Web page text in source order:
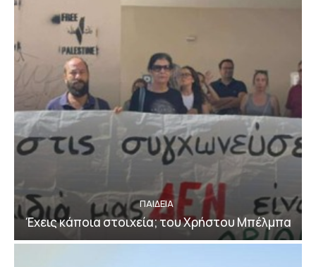
ΠΑΙΔΕΙΑ
Έχεις κάποια στοιχεία; του Χρήστου Μπέλμπα